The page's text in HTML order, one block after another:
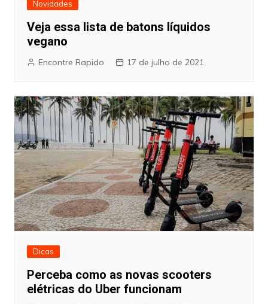
Novidades
Veja essa lista de batons líquidos
vegano
Encontre Rapido 17 de julho de 2021
Dicas
Perceba como as novas scooters
elétricas do Uber funcionam